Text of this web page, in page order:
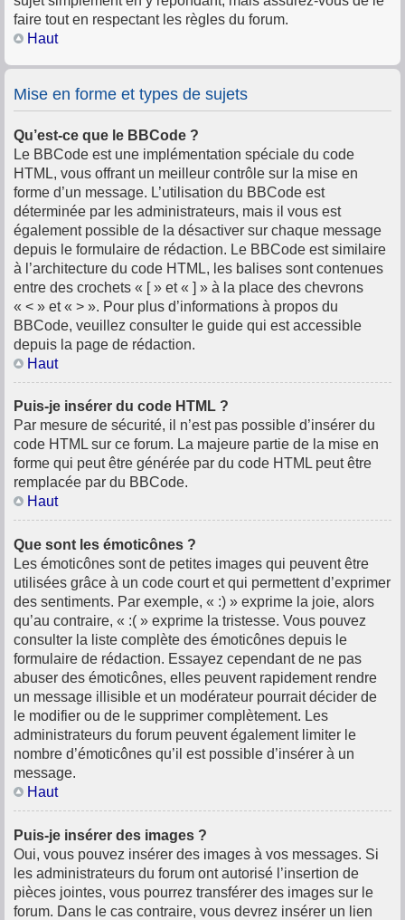
faire tout en respectant les règles du forum.
Haut
Mise en forme et types de sujets
Qu’est-ce que le BBCode ?
Le BBCode est une implémentation spéciale du code
HTML, vous offrant un meilleur contrôle sur la mise en
forme d’un message. L’utilisation du BBCode est
déterminée par les administrateurs, mais il vous est
également possible de la désactiver sur chaque message
depuis le formulaire de rédaction. Le BBCode est similaire
à l’architecture du code HTML, les balises sont contenues
entre des crochets « [ » et « ] » à la place des chevrons
« < » et « > ». Pour plus d’informations à propos du
BBCode, veuillez consulter le guide qui est accessible
depuis la page de rédaction.
Haut
Puis-je insérer du code HTML ?
Par mesure de sécurité, il n’est pas possible d’insérer du
code HTML sur ce forum. La majeure partie de la mise en
forme qui peut être générée par du code HTML peut être
remplacée par du BBCode.
Haut
Que sont les émoticônes ?
Les émoticônes sont de petites images qui peuvent être
utilisées grâce à un code court et qui permettent d’exprimer
des sentiments. Par exemple, « :) » exprime la joie, alors
qu’au contraire, « :( » exprime la tristesse. Vous pouvez
consulter la liste complète des émoticônes depuis le
formulaire de rédaction. Essayez cependant de ne pas
abuser des émoticônes, elles peuvent rapidement rendre
un message illisible et un modérateur pourrait décider de
le modifier ou de le supprimer complètement. Les
administrateurs du forum peuvent également limiter le
nombre d’émoticônes qu’il est possible d’insérer à un
message.
Haut
Puis-je insérer des images ?
Oui, vous pouvez insérer des images à vos messages. Si
les administrateurs du forum ont autorisé l’insertion de
pièces jointes, vous pourrez transférer des images sur le
forum. Dans le cas contraire, vous devrez insérer un lien